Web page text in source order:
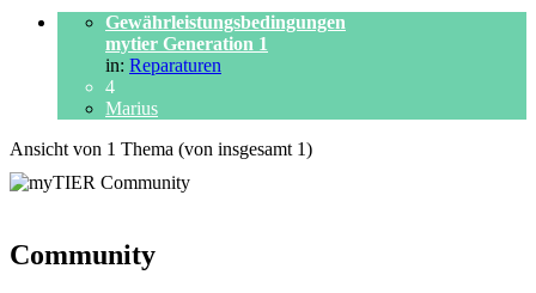
Gewährleistungsbedingungen
mytier Generation 1
in: Reparaturen
4
Marius
Ansicht von 1 Thema (von insgesamt 1)
Community